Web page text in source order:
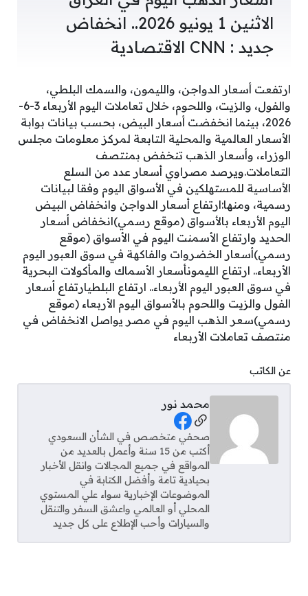
الاثنين 1 يونيو 2026.. انخفاض
جديد : CNN الاقتصادية
ارتفعت أسعار الدواجن، والليمون، والسمك البلطي،
والفول، والزيت، واللحوم، خلال تعاملات اليوم الأربعاء 3-6-
2026، بينما انخفضت أسعار البيض، بحسب بيانات بوابة
الأسعار العالمية والمحلية التابعة لمركز معلومات مجلس
الوزراء، وأسعار الذهب تنخفض بمنتصف
التعاملات.ويرصد مصراوي أسعار عدد من السلع
الأساسية للمستهلكين في الأسواق اليوم وفقا لبيانات
رسمية، ومنها:ارتفاع أسعار الدواجن وانخفاض البيض
اليوم الأربعاء بالأسواق (موقع رسمي)انخفاض أسعار
الحديد وارتفاع الأسمنت اليوم في الأسواق (موقع
رسمي)أسعار الخضروات والفاكهة في سوق العبور اليوم
الأربعاء.. ارتفاع الليمونأسعار الأسماك والمأكولات البحرية
في سوق العبور اليوم الأربعاء.. ارتفاع البلطيارتفاع أسعار
الفول والزيت واللحوم بالأسواق اليوم الأربعاء (موقع
رسمي)سعر الذهب اليوم في مصر يواصل الانخفاض في
منتصف تعاملات الأربعاء
عن الكاتب
محمد نور
Social Links
صحفي متخصص في الشأن السعودي
أكتب من 15 سنة وأعمل بالعديد من
المواقع في جميع المجالات وانقل الأخبار
بحيادية تامة وأفضل الكتابة في
الموضوعات الإخبارية سواء علي المستوي
المحلي أو العالمي واعشق السفر والتنقل
والسيارات وأحب الإطلاع على كل جديد